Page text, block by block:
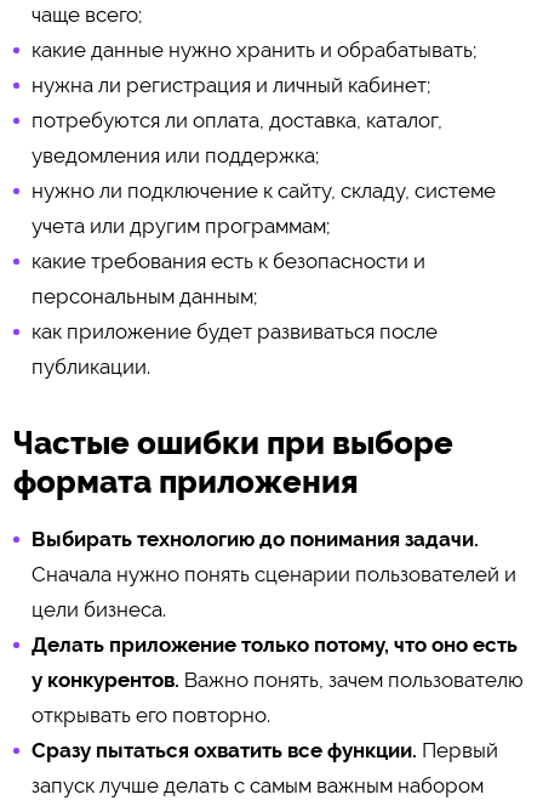
чаще всего;
какие данные нужно хранить и обрабатывать;
нужна ли регистрация и личный кабинет;
потребуются ли оплата, доставка, каталог,
уведомления или поддержка;
нужно ли подключение к сайту, складу, системе
учета или другим программам;
какие требования есть к безопасности и
персональным данным;
как приложение будет развиваться после
публикации.
Частые ошибки при выборе
формата приложения
Выбирать технологию до понимания задачи.
Сначала нужно понять сценарии пользователей и
цели бизнеса.
Делать приложение только потому, что оно есть
у конкурентов. Важно понять, зачем пользователю
открывать его повторно.
Сразу пытаться охватить все функции. Первый
запуск лучше делать с самым важным набором